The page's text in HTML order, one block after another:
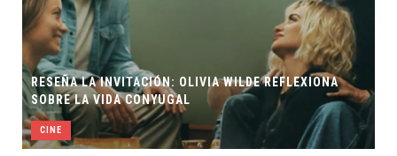
RESEÑA LA INVITACIÓN: OLIVIA WILDE REFLEXIONA
SOBRE LA VIDA CONYUGAL
CINE